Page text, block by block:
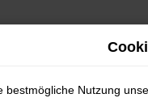
bestmögliche Nutzung